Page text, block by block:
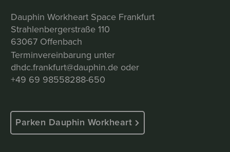
Dauphin Workheart Space Frankfurt
Strahlenbergerstraße 110
63067 Offenbach
Terminvereinbarung unter
dhdc.frankfurt@dauphin.de oder
+49 69 98558288-650
Parken Dauphin Workheart